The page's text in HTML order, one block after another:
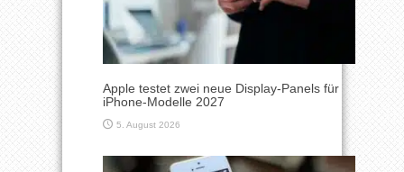
Apple testet zwei neue Display-Panels für
iPhone-Modelle 2027
5. August 2026